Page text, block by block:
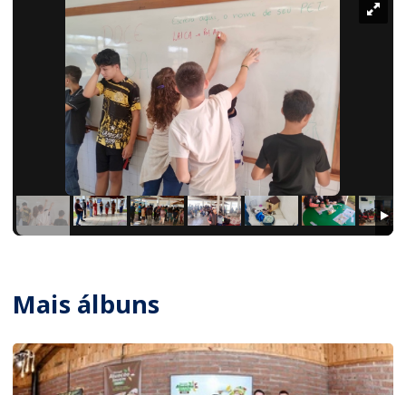
Mais álbuns